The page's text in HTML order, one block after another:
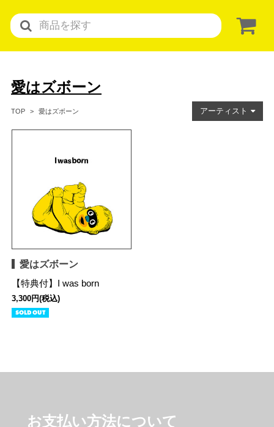
愛はズボーン
TOP 愛はズボーン アーティスト
愛はズボーン
【特典付】I was born
3,300円(税込)
SOLD OUT
お支払い方法について